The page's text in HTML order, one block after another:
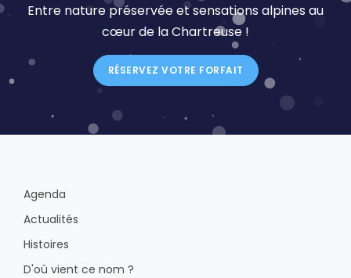
Entre nature préservée et sensations alpines au
cœur de la Chartreuse !
RÉSERVEZ VOTRE FORFAIT
Agenda
Actualités
Histoires
D'où vient ce nom ?